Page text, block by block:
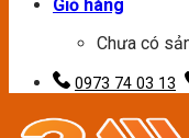
Giỏ hàng
Chưa có
0973 74 03 13